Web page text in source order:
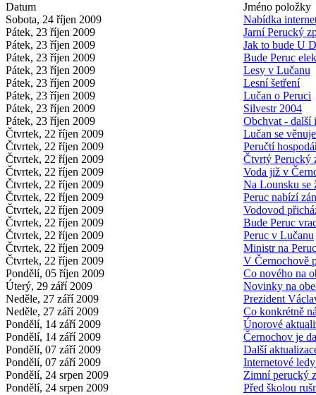
Datum
Jméno položky
Sobota, 24 říjen 2009
Nabídka
Pátek, 23 říjen 2009
Jarní Perucký
Pátek, 23 říjen 2009
Jak to bude U
Pátek, 23 říjen 2009
Bude Peruc
Pátek, 23 říjen 2009
Lesy v Lučanu
Pátek, 23 říjen 2009
Lesní šetření
Pátek, 23 říjen 2009
Lučan o Peruci
Pátek, 23 říjen 2009
Silvestr 2004
Pátek, 23 říjen 2009
Obchvat - další
Čtvrtek, 22 říjen 2009
Lučan se
Čtvrtek, 22 říjen 2009
Peručtí
Čtvrtek, 22 říjen 2009
Čtvrtý Perucký
Čtvrtek, 22 říjen 2009
Voda již v
Čtvrtek, 22 říjen 2009
Na Lounsku se
Čtvrtek, 22 říjen 2009
Peruc nabízí
Čtvrtek, 22 říjen 2009
Vodovod
Čtvrtek, 22 říjen 2009
Bude Peruc
Čtvrtek, 22 říjen 2009
Peruc v Lučanu
Čtvrtek, 22 říjen 2009
Ministr na
Čtvrtek, 22 říjen 2009
V Černochově
Pondělí, 05 říjen 2009
Co nového na
Úterý, 29 září 2009
Novinky na
Neděle, 27 září 2009
Prezident
Neděle, 27 září 2009
Co konkrétně
Pondělí, 14 září 2009
Únorové
Pondělí, 14 září 2009
Černochov je
Pondělí, 07 září 2009
Další
Pondělí, 07 září 2009
Internetové
Pondělí, 24 srpen 2009
Zimní perucký
Pondělí, 24 srpen 2009
Před školou